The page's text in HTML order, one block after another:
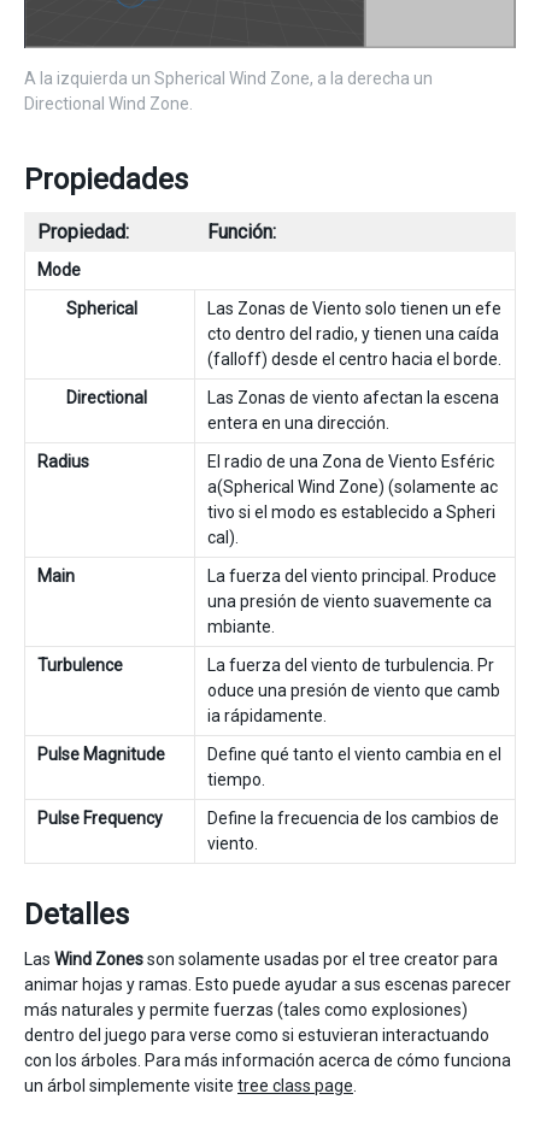
A la izquierda un Spherical Wind Zone, a la derecha un
Directional Wind Zone.
Propiedades
Propiedad: Función:
Mode
Spherical
Las Zonas de Viento solo tienen un efe
cto dentro del radio, y tienen una caída
(falloff) desde el centro hacia el borde.
Directional
Las Zonas de viento afectan la escena
entera en una dirección.
Radius
El radio de una Zona de Viento Esféric
a(Spherical Wind Zone) (solamente ac
tivo si el modo es establecido a Spheri
cal).
Main
La fuerza del viento principal. Produce
una presión de viento suavemente ca
mbiante.
Turbulence
La fuerza del viento de turbulencia. Pr
oduce una presión de viento que camb
ia rápidamente.
Pulse Magnitude
Define qué tanto el viento cambia en el
tiempo.
Pulse Frequency
Define la frecuencia de los cambios de
viento.
Detalles
Las Wind Zonesson solamente usadas por el tree creator para
animar hojas y ramas. Esto puede ayudar a sus escenas parecer
más naturales y permite fuerzas (tales como explosiones)
dentro del juego para verse como si estuvieran interactuando
con los árboles. Para más información acerca de cómo funciona
un árbol simplemente visite tree class page